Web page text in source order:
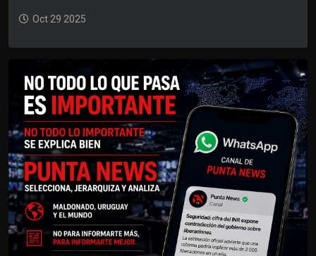
Oct 29 2025